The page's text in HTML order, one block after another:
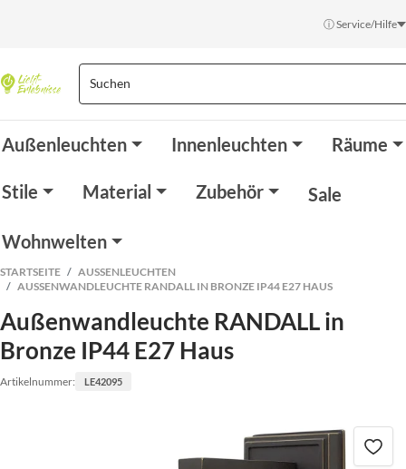
ⓘ Service/Hilfe
Außenleuchten Innenleuchten Räume
Stile Material Zubehör Sale
Wohnwelten
STARTSEITE
AUSSENLEUCHTEN
AUSSENWANDLEUCHTE RANDALL IN BRONZE IP44 E27 HAUS
Außenwandleuchte RANDALL in
Bronze IP44 E27 Haus
Artikelnummer: LE42095